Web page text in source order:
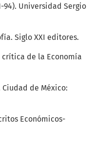
94). Universidad Sergio
Siglo XXI editores.
crítica de la Economía
Ciudad de México:
Económicos-